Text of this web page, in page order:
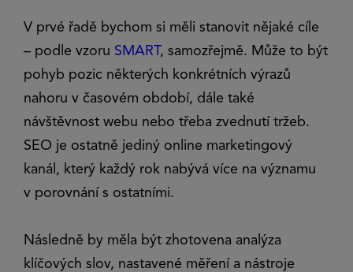
V prvé řadě bychom si měli stanovit nějaké cíle
– podle vzoru SMART, samozřejmě. Může to být
pohyb pozic některých konkrétních výrazů
nahoru v časovém období, dále také
návštěvnost webu nebo třeba zvednutí tržeb.
SEO je ostatně jediný online marketingový
kanál, který každý rok nabývá více na významu
v porovnání s ostatními.
Následně by měla být zhotovena analýza
klíčových slov, nastavené měření a nástroje